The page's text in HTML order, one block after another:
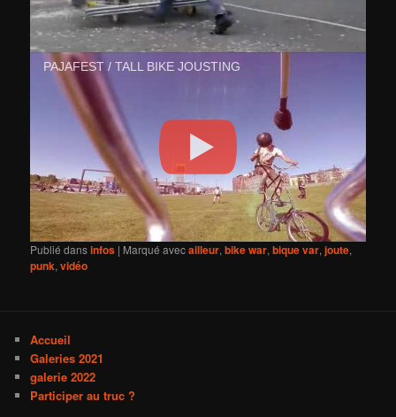
PAJAFEST / TALL BIKE JOUSTING
Publié dansinfos | Marqué avecailleur,bike war,bique var,joute,
punk,vidéo
Accueil
Galeries 2021
galerie 2022
Participer au truc ?